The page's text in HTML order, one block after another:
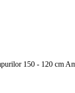
150 - 120 cm